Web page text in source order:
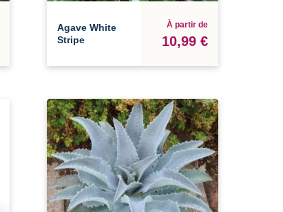
Agave White
Stripe
À partir de
10,99 €